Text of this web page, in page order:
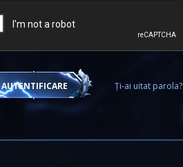
AUTENTIFICARE Ți-ai uitat parola?